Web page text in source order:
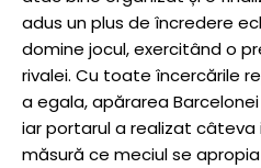
adus un plus de încredere
domine jocul, exercitând o
rivalei. Cu toate încercările
a egala, apărarea
iar portarul a realizat câteva
măsură ce meciul se